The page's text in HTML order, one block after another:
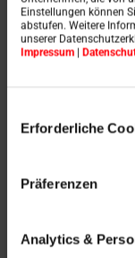
Einstellungen können
abstufen. Weitere
unserer
Impressum |
Erforderliche
Präferenzen
Analytics &